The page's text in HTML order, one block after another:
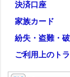
決済口座
家族カード
紛失・盗難・
ご利用上のト